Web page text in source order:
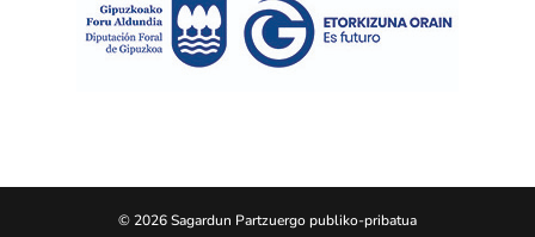
© 2026 Sagardun Partzuergo publiko-pribatua